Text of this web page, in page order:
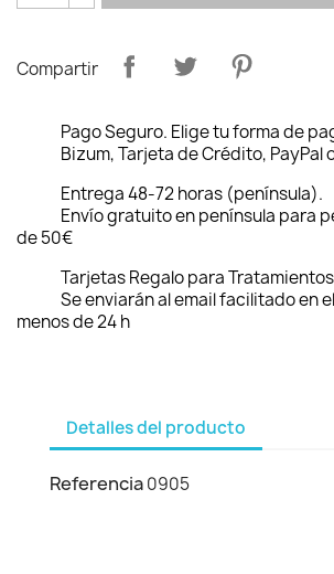
Compartir
Pago Seguro. Elige tu forma de
Bizum, Tarjeta de Crédito, PayPal
Entrega 48-72 horas (península).
Envío gratuito en península para
de 50€
Tarjetas Regalo para
Se enviarán al email facilitado en
menos de 24 h
Detalles del producto
Referencia0905